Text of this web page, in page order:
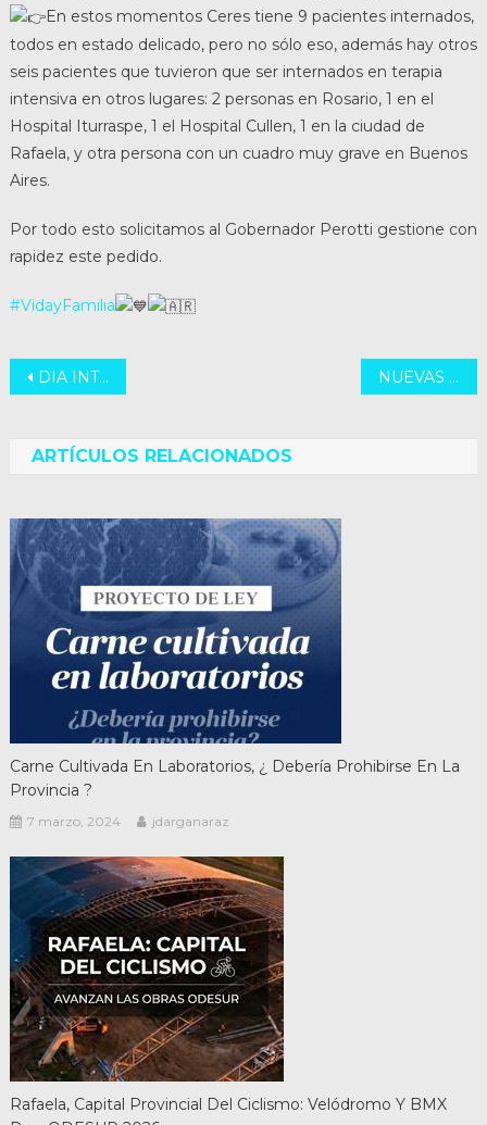
En estos momentos Ceres tiene 9 pacientes internados,
todos en estado delicado, pero no sólo eso, además hay otros
seis pacientes que tuvieron que ser internados en terapia
intensiva en otros lugares: 2 personas en Rosario, 1 en el
Hospital Iturraspe, 1 el Hospital Cullen, 1 en la ciudad de
Rafaela, y otra persona con un cuadro muy grave en Buenos
Aires.
Por todo esto solicitamos al Gobernador Perotti gestione con
rapidez este pedido.
#VidayFamilia
Navegación
entradas
DIA INTERNACIONAL DEL CELIACO NUEVAS MEDIDAS – DEPARTAMENTO CASTELLANOS
ARTÍCULOS RELACIONADOS
Carne Cultivada En Laboratorios, ¿ Debería Prohibirse En La
Provincia ?
7 marzo, 2024 jdarganaraz
Rafaela, Capital Provincial Del Ciclismo: Velódromo Y BMX